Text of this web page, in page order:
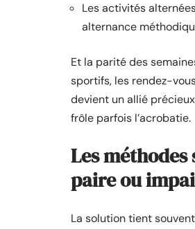
Les activités
alternance
Et la parité des
sportifs, les rendez-
devient un allié
frôle parfois l’acrobatie.
Les
paire ou
La solution tient